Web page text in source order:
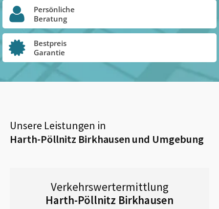
Persönliche
Beratung
Bestpreis
Garantie
Unsere Leistungen in
Harth-Pöllnitz Birkhausen und Umgebung
Verkehrswertermittlung
Harth-Pöllnitz Birkhausen